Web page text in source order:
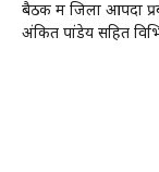
बैठक में जिला आपदा
अंकित पांडेय सहित